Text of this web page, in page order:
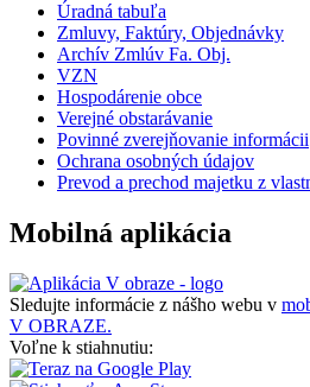
Úradná tabuľa
Zmluvy, Faktúry, Objednávky
Archív Zmlúv Fa. Obj.
VZN
Hospodárenie obce
Verejné obstarávanie
Povinné zverejňovanie informácii
Ochrana osobných údajov
Prevod a prechod majetku z
Mobilná aplikácia
Sledujte informácie z nášho webu v
V OBRAZE.
Voľne k stiahnutiu: